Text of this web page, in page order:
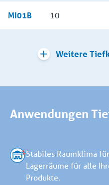
MI01B 10
Weitere
Anwendungen
Stabiles Raumklima
Lagerräume für alle
Produkte.